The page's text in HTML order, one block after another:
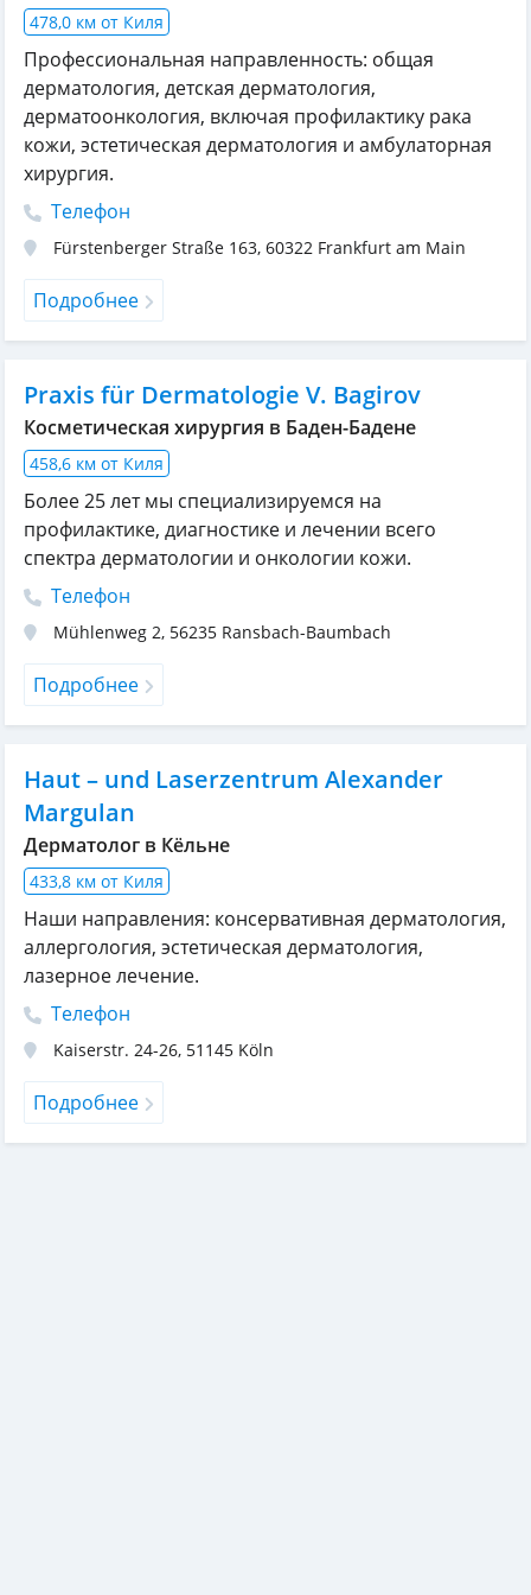
478,0 км от Киля
Профессиональная направленность: общая
дерматология, детская дерматология,
дерматоонкология, включая профилактику рака
кожи, эстетическая дерматология и амбулаторная
хирургия.
Телефон
Fürstenberger Straße 163, 60322 Frankfurt am Main
Подробнее
Praxis für Dermatologie V. Bagirov
Косметическая хирургия в Баден-Бадене
458,6 км от Киля
Более 25 лет мы специализируемся на
профилактике, диагностике и лечении всего
спектра дерматологии и онкологии кожи.
Телефон
Mühlenweg 2, 56235 Ransbach-Baumbach
Подробнее
Haut – und Laserzentrum Alexander
Margulan
Дерматолог в Кёльне
433,8 км от Киля
Наши направления: консервативная дерматология,
аллергология, эстетическая дерматология,
лазерное лечение.
Телефон
Kaiserstr. 24-26, 51145 Köln
Подробнее